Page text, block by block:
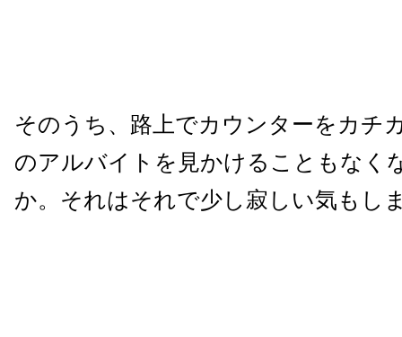
そのうち、路上でカウンターをカチ
のアルバイトを見かけることもなく
か。それはそれで少し寂しい気もし